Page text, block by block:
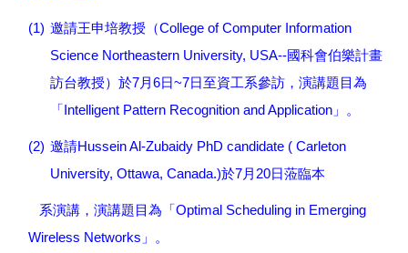
(1) 邀請王申培教授（College of Computer Information
Science Northeastern University, USA--國科會伯樂計畫
訪台教授）於7月 6日~7日至資工系參訪，演講題目為
「 Intelligent Pattern Recognition and Application 」。
(2) 邀請Hussein Al-Zubaidy PhD candidate ( Carleton
University, Ottawa, Canada.)於7月 20日蒞臨本
系演講，演講題目為「 Optimal Scheduling in Emerging
Wireless Networks 」。